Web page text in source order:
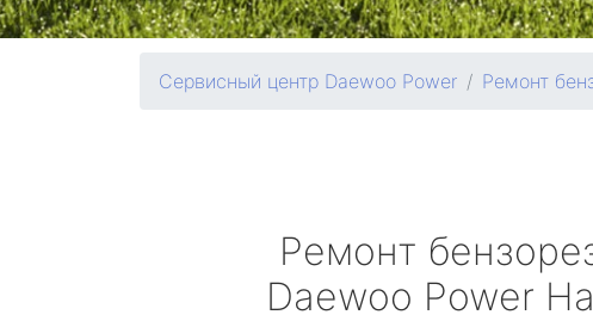
Сервисный центр Daewoo Power Ремонт
Ремонт
Daewoo Power